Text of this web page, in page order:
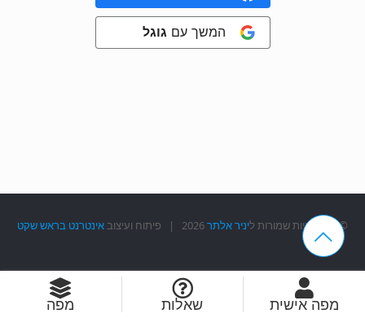
המשך עם גוגל
© כל הזכויות שמורות ליניר אלתר2026 | פיתוח ועיצוב אינטרנט בראש שקט